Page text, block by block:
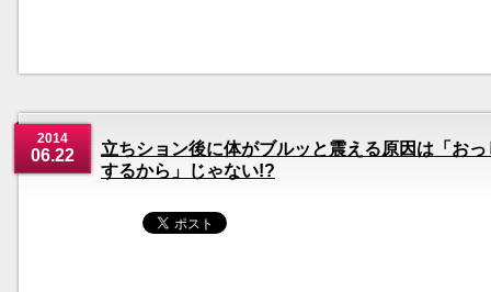
2014
06.22
立ちション後に体がブルッと震える原因は「お
するから」じゃない!?